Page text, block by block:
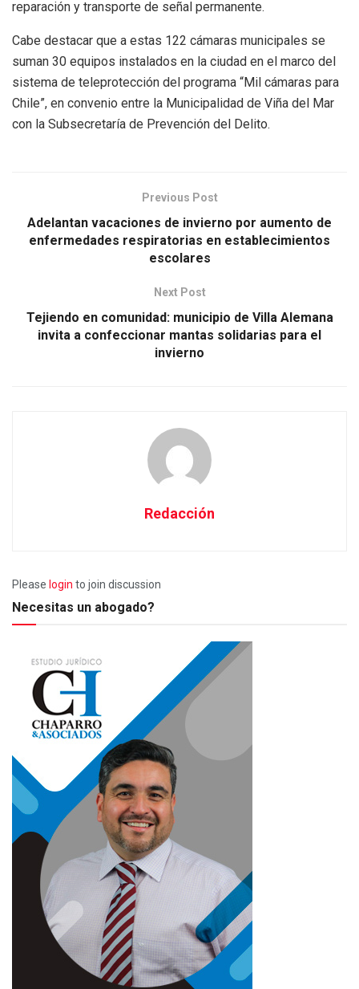
reparación y transporte de señal permanente.
Cabe destacar que a estas 122 cámaras municipales se
suman 30 equipos instalados en la ciudad en el marco del
sistema de teleprotección del programa “Mil cámaras para
Chile”, en convenio entre la Municipalidad de Viña del Mar
con la Subsecretaría de Prevención del Delito.
Previous Post
Adelantan vacaciones de invierno por aumento de
enfermedades respiratorias en establecimientos
escolares
Next Post
Tejiendo en comunidad: municipio de Villa Alemana
invita a confeccionar mantas solidarias para el
invierno
Redacción
Please login to join discussion
Necesitas un abogado?